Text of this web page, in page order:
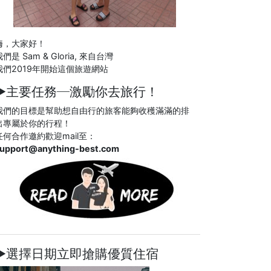
，大家好！
們是 Sam & Gloria, 來自台灣
們2019年開始這個旅遊網站
主要任務─激勵你去旅行！
們的目標是幫助想自由行的旅客能夠收穫滿滿的排
專屬於你的行程！
何合作邀約歡迎mail至：
best.com
擇日期立即搶購優質住宿